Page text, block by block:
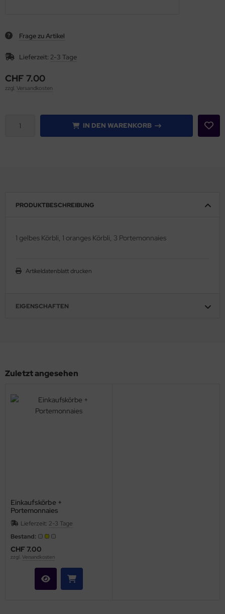
Frage zu Artikel
Lieferzeit: 2-3 Tage
CHF 7.00
zzgl. Versandkosten
IN DEN WARENKORB
PRODUKTBESCHREIBUNG
1 gelbes Körbli, 1 oranges Körbli, 3 Portemonnaies
Artikeldatenblatt drucken
EIGENSCHAFTEN
Zuletzt angesehen
Einkaufskörbe +
Portemonnaies
Lieferzeit: 2-3 Tage
Bestand:
CHF 7.00
zzgl. Versandkosten